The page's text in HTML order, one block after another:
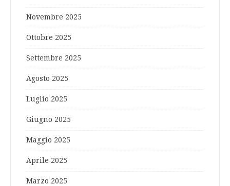
Novembre 2025
Ottobre 2025
Settembre 2025
Agosto 2025
Luglio 2025
Giugno 2025
Maggio 2025
Aprile 2025
Marzo 2025